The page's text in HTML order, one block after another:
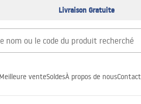
Livraison Gratuite
Meilleure venteSoldesÀ propos de nousContact